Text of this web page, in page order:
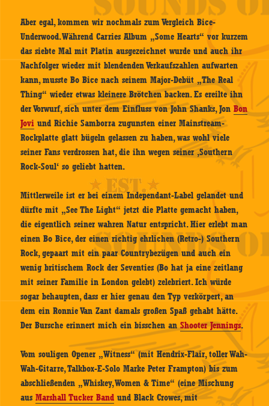
Aber egal, kommen wir nochmals zum Vergleich Bice-
Underwood. Während Carries Album „Some Hearts“ vor kurzem
das siebte Mal mit Platin ausgezeichnet wurde und auch ihr
Nachfolger wieder mit blendenden Verkaufszahlen aufwarten
kann, musste Bo Bice nach seinem Major-Debüt „The Real
Thing“ wieder etwas kleinere Brötchen backen. Es ereilte ihn
der Vorwurf, sich unter dem Einfluss von John Shanks, JonBon
Jovi und Richie Samborra zugunsten einer Mainstream-
Rockplatte glatt bügeln gelassen zu haben, was wohl viele
seiner Fans verdrossen hat, die ihn wegen seiner ‚Southern
Rock-Soul‘ so geliebt hatten.
Mittlerweile ist er bei einem Independant-Label gelandet und
dürfte mit „See The Light“ jetzt die Platte gemacht haben,
die eigentlich seiner wahren Natur entspricht. Hier erlebt man
einen Bo Bice, der einen richtig ehrlichen (Retro-) Southern
Rock, gepaart mit ein paar Countrybezügen und auch ein
wenig britischem Rock der Seventies (Bo hat ja eine zeitlang
mit seiner Familie in London gelebt) zelebriert. Ich würde
sogar behaupten, dass er hier genau den Typ verkörpert, an
dem ein Ronnie Van Zant damals großen Spaß gehabt hätte.
Der Bursche erinnert mich ein bisschen anShooter Jennings.
Vom souligen Opener „Witness“ (mit Hendrix-Flair, toller Wah-
Wah-Gitarre, Talkbox-E-Solo Marke Peter Frampton) bis zum
abschließenden „Whiskey, Women & Time“ (eine Mischung
ausMarshall Tucker Band und Black Crowes, mit